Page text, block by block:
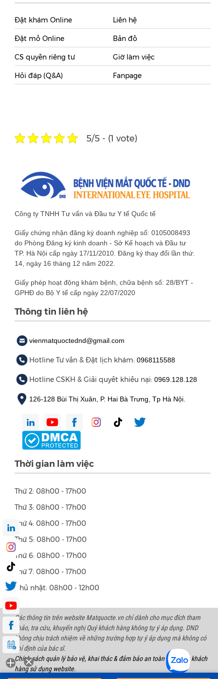
Đặt khám Online
Đặt mổ Online
CS quyền riêng tư
Hỏi đáp (Q&A)
Liên hệ
Bản đồ
Giờ làm việc
Fanpage
5/5 - (1 vote)
Công ty TNHH Tư vấn và Đầu tư Y tế Quốc tế
Giấy chứng nhận đăng ký doanh nghiệp số: 0105008493
do Phòng Đăng ký kinh doanh - Sở Kế hoạch và Đầu tư
TP. Hà Nội cấp ngày 17/11/2010. Đăng ký thay đổi lần thứ:
14, ngày 16 tháng 12 năm 2022.
Giấy phép hoạt động khám bệnh, chữa bệnh số: 28/BYT -
GPHĐ do Bộ Y tế cấp ngày 22/07/2020
Thông tin liên hệ
vienmatquoctednd@gmail.com
Hotline Tư vấn & Đặt lịch khám: 0968115588
Hotline CSKH & Giải quyết khiếu nại: 0969.128.128
126-128 Bùi Thị Xuân, P. Hai Bà Trưng, Tp Hà Nội.
Thời gian làm việc
Thứ 2: 08h00 - 17h00
Thứ 3: 08h00 - 17h00
Thứ 4: 08h00 - 17h00
Thứ 5: 08h00 - 17h00
Thứ 6: 08h00 - 17h00
Thứ 7: 08h00 - 17h00
Chủ nhật: 08h00 - 12h00
Các thông tin trên website Matquocte.vn chỉ dành cho mục đích tham
khảo, tra cứu, khuyến nghị Quý khách hàng không tự ý áp dụng. DND
không chịu trách nhiệm về những trường hợp tự ý áp dụng mà không có
chỉ định của bác sĩ.
Chính sách quản lý bảo vệ, khai thác & đảm bảo an toàn thông tin khách
hàng sử dụng website.